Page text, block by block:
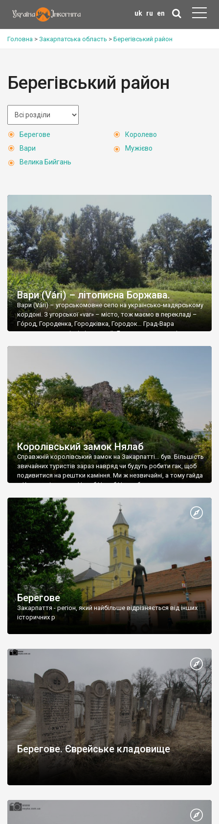
uk ru en
Головна > Закарпатська область > Берегівський район
Берегівський район
Берегове
Вари
Велика Бийгань
Королево
Мужієво
Вари (Várі) – літописна Боржава.
Вари (Várі) – угорськомовне село на українсько-мадярському
кордоні. З угорської «var» – місто, тож маємо в перекладі –
Гóрод, Городенка, Городківка, Городок… Град-Вара
знаходиться на місці літописної «Боржави» – столиці
Прохненка «Боржавське городище». […]
Королівський замок Нялаб
Справжній королівський замок на Закарпатті… був. Більшість
звичайних туристів зараз навряд чи будуть робити гак, щоб
подивитися на рештки каміння. Ми ж незвичайні, а тому гайда
в Королевj в замок Нялаб Нелаб Ньолаб угорською
вулканічного походження висотою з пів сотні метрів.
Можливо й до приходу на ці землі […]
Берегове
Закарпаття - регіон, який найбільше відрізняється від інших
історичних р
Берегове. Єврейське кладовище